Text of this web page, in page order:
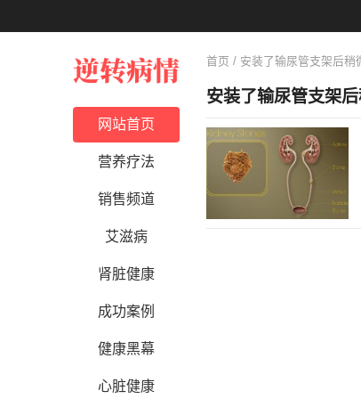
网站首页
营养疗法
销售频道
艾滋病
肾脏健康
成功案例
健康黑幕
心脏健康
首页 / 安装了输尿管支架后稍
安装了输尿管支架